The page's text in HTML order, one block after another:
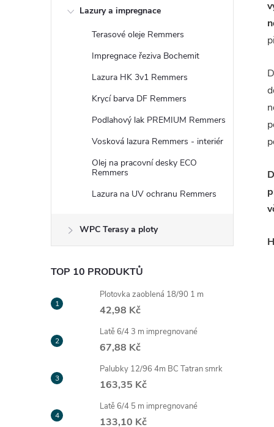
Lazury a impregnace
Terasové oleje Remmers
Impregnace řeziva Bochemit
Lazura HK 3v1 Remmers
Krycí barva DF Remmers
Podlahový lak PREMIUM Remmers
Vosková lazura Remmers - interiér
Olej na pracovní desky ECO
Remmers
Lazura na UV ochranu Remmers
WPC Terasy a ploty
TOP 10 PRODUKTŮ
Plotovka zaoblená 18/90 1 m
42,98 Kč
Latě 6/4 3 m impregnované
67,88 Kč
Palubky 12/96 4m BC Tatran smrk
163,35 Kč
Latě 6/4 5 m impregnované
133,10 Kč